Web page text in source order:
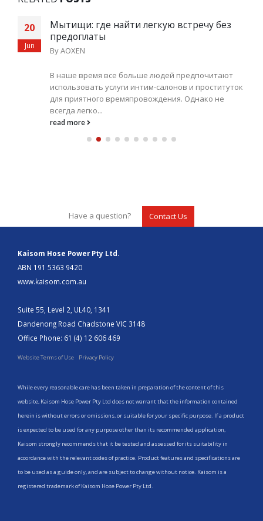
20
Jun
Мытищи: где найти легкую встречу без
предоплаты
ByAOXEN
В наше время все больше людей предпочитают
использовать услуги интим-салонов и проституток
для приятного времяпровождения. Однако не
всегда легко...
read more
Have a question? Contact Us
Kaisom Hose Power Pty Ltd.
ABN 191 5363 9420
www.kaisom.com.au
Suite 55, Level 2, UL40, 1341
Dandenong Road Chadstone VIC 3148
Office Phone: 61 (4) 12 606 469
Website Terms of Use Privacy Policy
While every reasonable care has been taken in preparation of the content of this
website, Kaisom Hose Power Pty Ltd does not warrant that the information contained
herein is without errors or omissions, or suitable for your specific purpose. If a product
is expected to be used for any purpose other than its recommended application,
Kaisom strongly recommends that it be tested and assessed for its suitability in
accordance with the relevant codes of practice. Product features and specifications are
to be used as a guide only, and are subject to change without notice. Kaisom is a
registered trademark of Kaisom Hose Power Pty Ltd.